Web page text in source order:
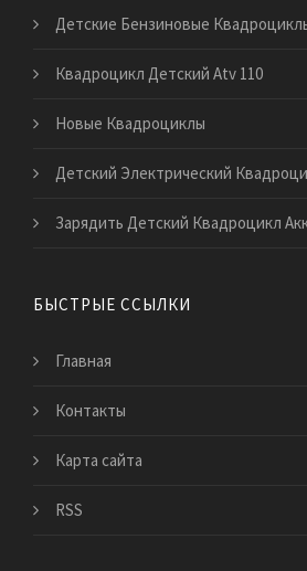
Детские Бензиновые
Квадроцикл Детский Atv 110
Новые Квадроциклы
Детский Электрический
Зарядить Детский Квадроцикл
БЫСТРЫЕ ССЫЛКИ
Главная
Контакты
Карта сайта
RSS